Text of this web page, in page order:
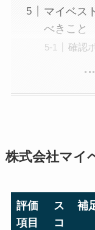
マイベス
べきこと
確認
株式会社マイ
評価
項目
ス
コ
補